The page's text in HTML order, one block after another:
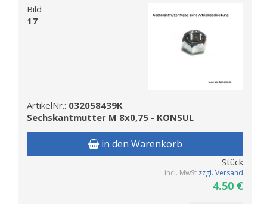
Bild
17
ArtikelNr.: 032058439K
Sechskantmutter M 8x0,75 - KONSUL
in den Warenkorb
Stück
incl. MwSt zzgl. Versand
4.50 €